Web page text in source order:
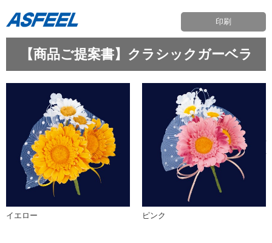
印刷
【商品ご提案書】クラシックガーベラ
イエロー ピンク